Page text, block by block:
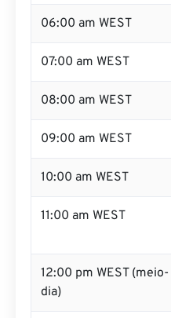
06:00 am WEST
07:00 am WEST
08:00 am WEST
09:00 am WEST
10:00 am WEST
11:00 am WEST
12:00 pm WEST (meio-
dia)